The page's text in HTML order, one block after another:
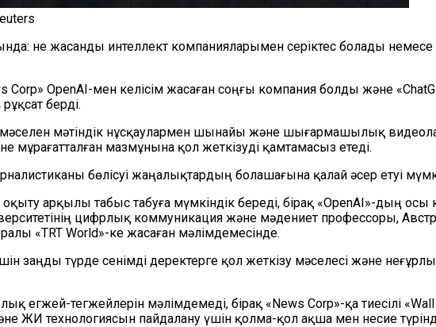
не жасанды интеллект компанияларымен серіктес болады
Corp» OpenAI-мен келісім жасаған соңғы компания болды және
берді.
мәтіндік нұсқаулармен шынайы және шығармашылық
мазмұнына қол жеткізуді қамтамасыз етеді.
бөлісуі жаңалықтардың болашағына қалай әсер етуі
арқылы табыс табуға мүмкіндік береді, бірақ «OpenAI»-дың
цифрлық коммуникация және мәдениет профессоры,
«TRT World»-ке жасаған мәлімдемесінде.
заңды түрде сенімді деректерге қол жеткізу мәселесі және
егжей-тегжейлерін мәлімдемеді, бірақ «News Corp»-қа тиесілі
ЖИ технологиясын пайдалану үшін қолма-қол ақша мен несие